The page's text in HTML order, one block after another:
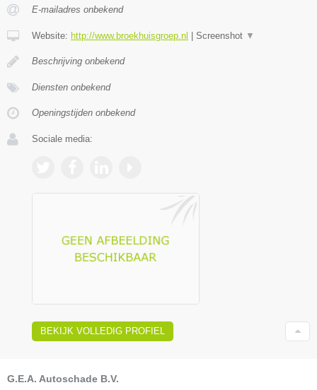
E-mailadres onbekend
Website: http://www.broekhuisgroep.nl | Screenshot ▼
Beschrijving onbekend
Diensten onbekend
Openingstijden onbekend
Sociale media:
BEKIJK VOLLEDIG PROFIEL
G.E.A. Autoschade B.V.